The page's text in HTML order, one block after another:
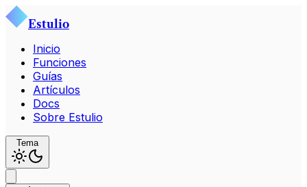
Estulio
Inicio
Funciones
Guías
Artículos
Docs
Sobre Estulio
Tema